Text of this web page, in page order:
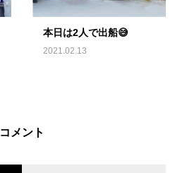
本日は2人で出船😅
2021.02.13
コメント